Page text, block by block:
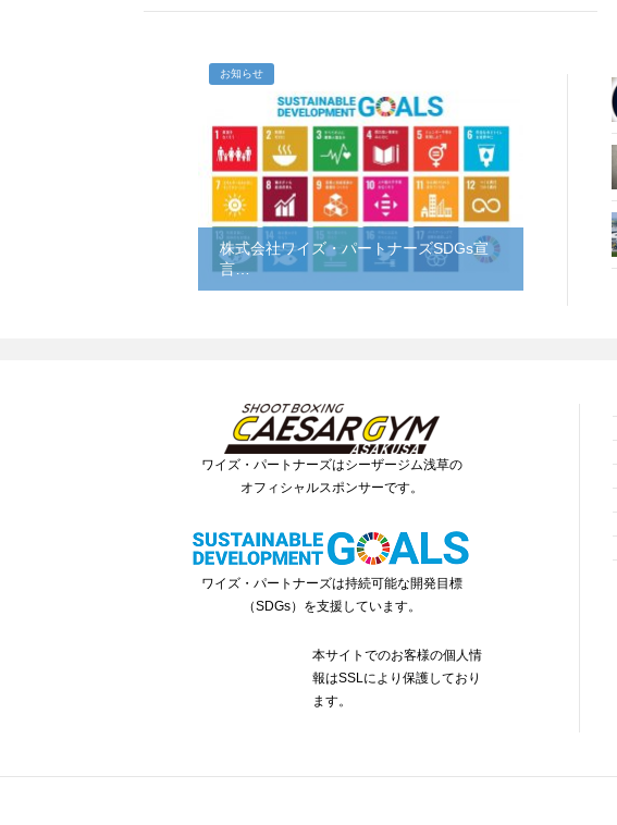
お知らせ
株式会社ワイズ・パートナーズSDGs宣
言…
ワイズ・パートナーズはシーザージム浅草の
オフィシャルスポンサーです。
ワイズ・パートナーズは持続可能な開発目標
（SDGs）を支援しています。
本サイトでのお客様の個人情
報はSSLにより保護しており
ます。